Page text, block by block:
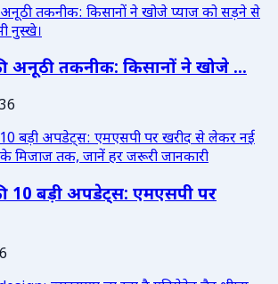
अनूठी तकनीक: किसानों ने खोजे ...
36
10 बड़ी अपडेट्स: एमएसपी पर